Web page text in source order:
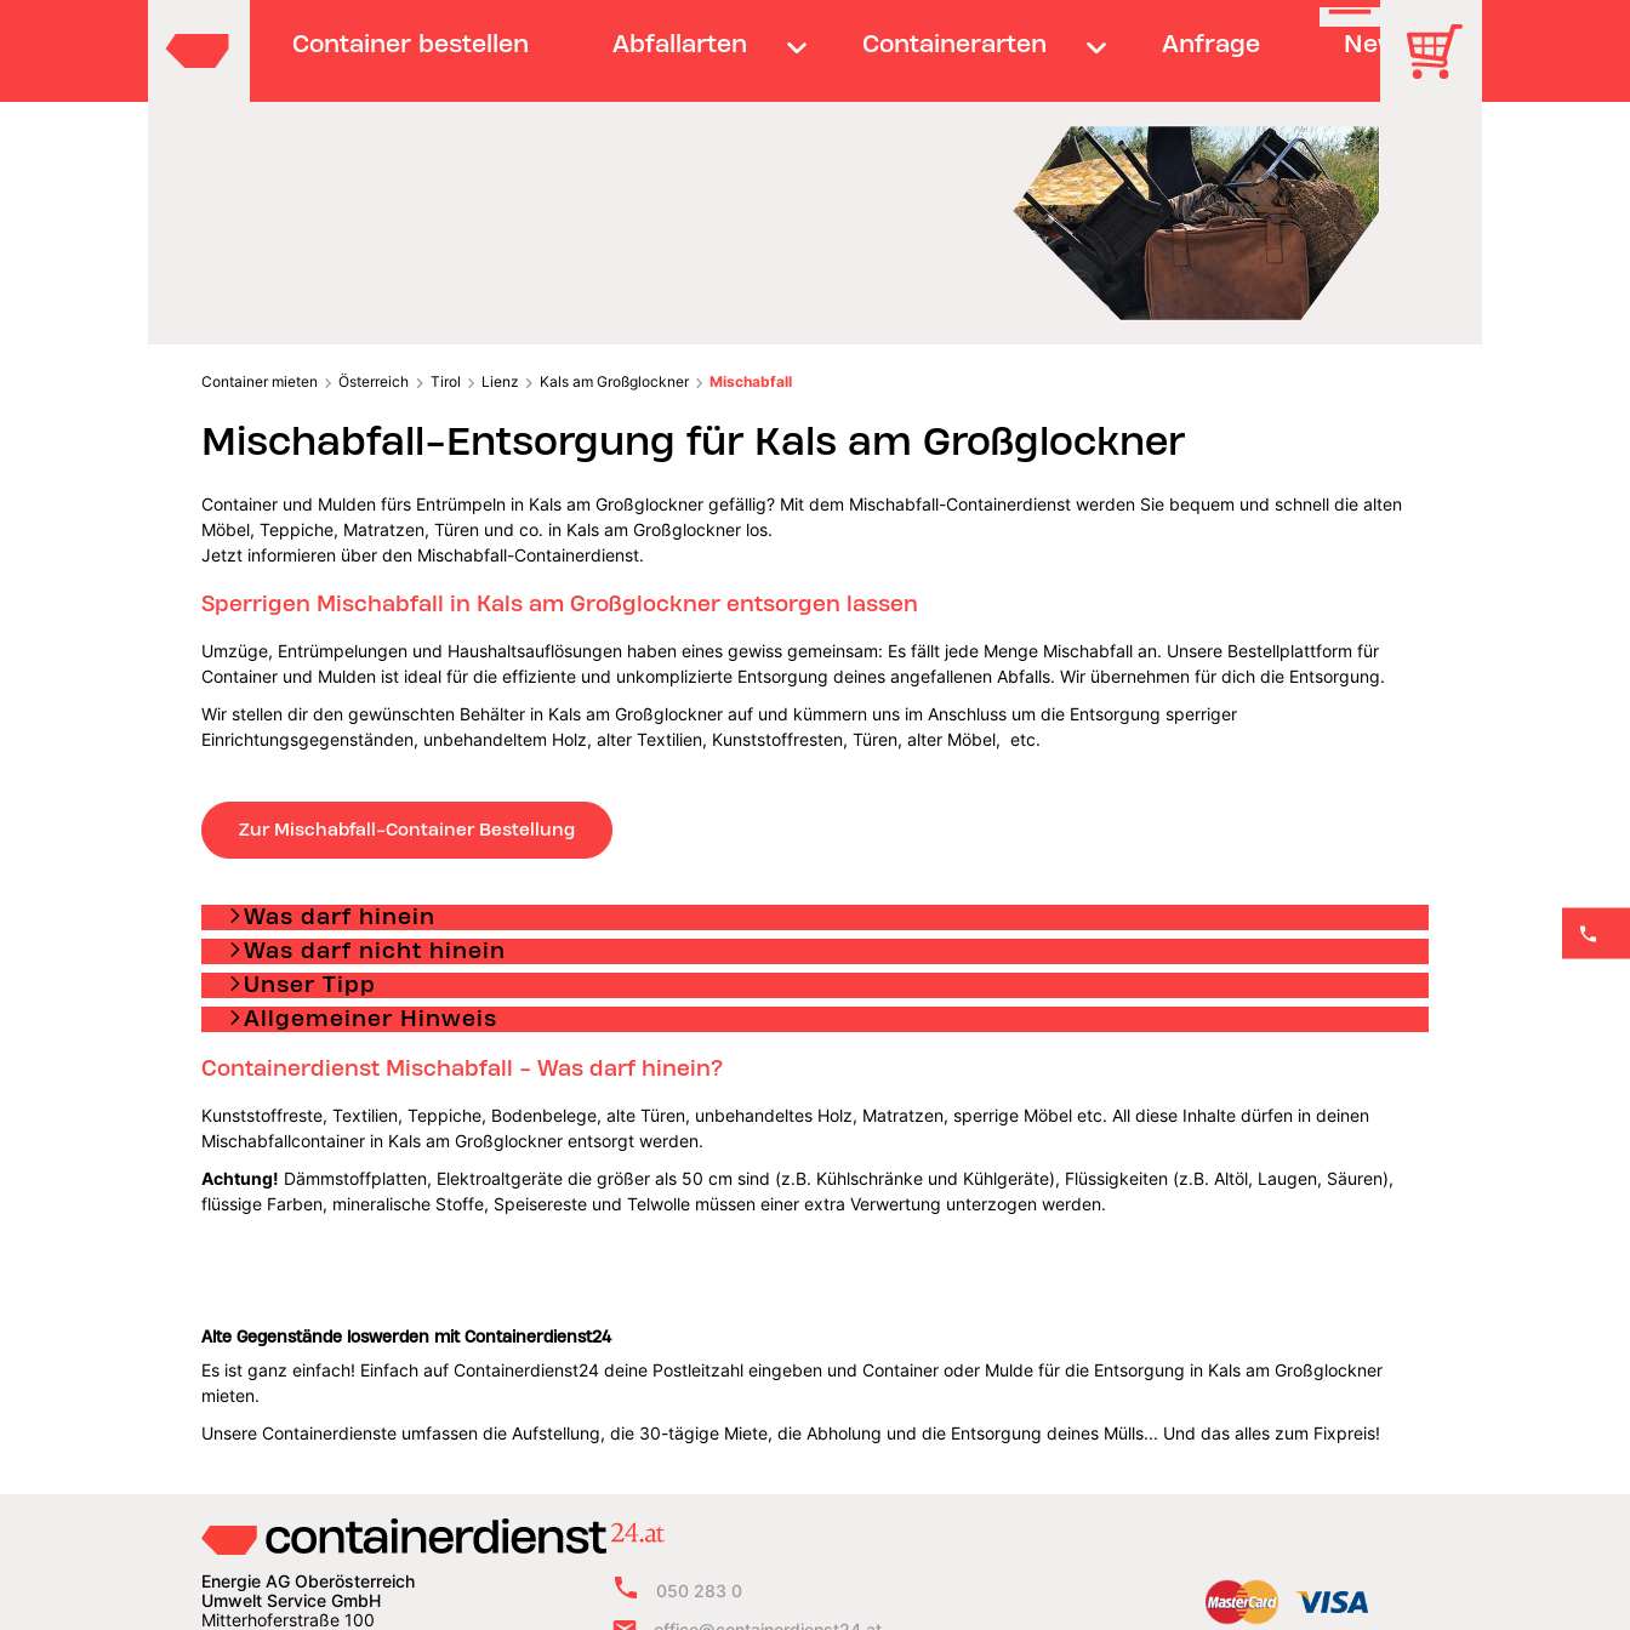
Container bestellen Abfallarten Containerarten Anfrage News
Container mieten Österreich Tirol Lienz Kals am Großglockner Mischabfall
Mischabfall-Entsorgung für Kals am Großglockner
Container und Mulden fürs Entrümpeln in Kals am Großglockner gefällig? Mit dem Mischabfall-Containerdienst werden Sie bequem und schnell die alten
Möbel, Teppiche, Matratzen, Türen und co. in Kals am Großglockner los.
Jetzt informieren über den Mischabfall-Containerdienst.
Sperrigen Mischabfall in Kals am Großglockner entsorgen lassen
Umzüge, Entrümpelungen und Haushaltsauflösungen haben eines gewiss gemeinsam: Es fällt jede Menge Mischabfall an. Unsere Bestellplattform für
Container und Mulden ist ideal für die effiziente und unkomplizierte Entsorgung deines angefallenen Abfalls. Wir übernehmen für dich die Entsorgung.
Wir stellen dir den gewünschten Behälter in Kals am Großglockner auf und kümmern uns im Anschluss um die Entsorgung sperriger
Einrichtungsgegenständen, unbehandeltem Holz, alter Textilien, Kunststoffresten, Türen, alter Möbel, etc.
Zur Mischabfall-Container Bestellung
Was darf hinein
Was darf nicht hinein
Unser Tipp
Allgemeiner Hinweis
Containerdienst Mischabfall - Was darf hinein?
Kunststoffreste, Textilien, Teppiche, Bodenbelege, alte Türen, unbehandeltes Holz, Matratzen, sperrige Möbel etc. All diese Inhalte dürfen in deinen
Mischabfallcontainer in Kals am Großglockner entsorgt werden.
Achtung! Dämmstoffplatten, Elektroaltgeräte die größer als 50 cm sind (z.B. Kühlschränke und Kühlgeräte), Flüssigkeiten (z.B. Altöl, Laugen, Säuren),
flüssige Farben, mineralische Stoffe, Speisereste und Telwolle müssen einer extra Verwertung unterzogen werden.
Alte Gegenstände loswerden mit Containerdienst24
Es ist ganz einfach! Einfach auf Containerdienst24 deine Postleitzahl eingeben und Container oder Mulde für die Entsorgung in Kals am Großglockner
mieten.
Unsere Containerdienste umfassen die Aufstellung, die 30-tägige Miete, die Abholung und die Entsorgung deines Mülls... Und das alles zum Fixpreis!
Energie AG Oberösterreich
Umwelt Service GmbH
Mitterhoferstraße 100
050 283 0